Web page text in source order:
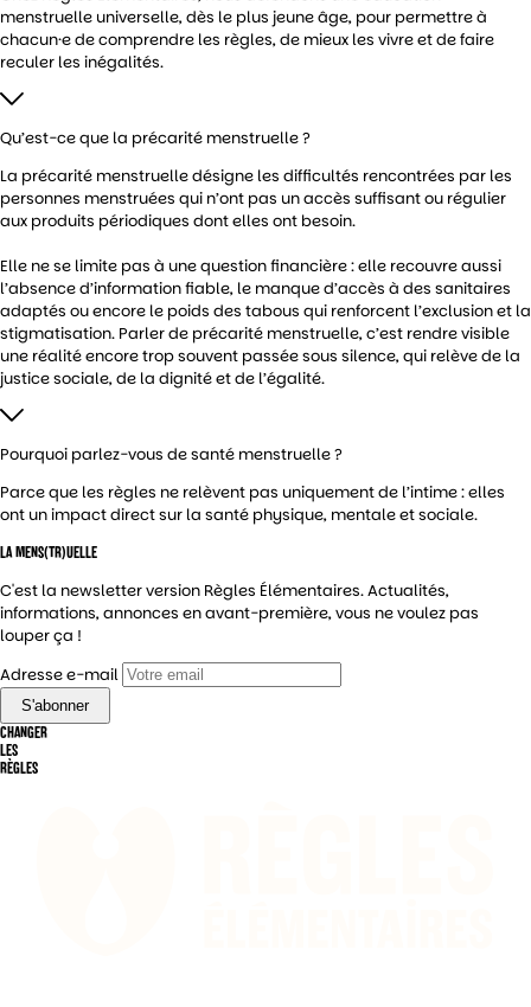
menstruelle universelle, dès le plus jeune âge, pour permettre à
chacun·e de comprendre les règles, de mieux les vivre et de faire
reculer les inégalités.
Qu’est-ce que la précarité menstruelle ?
La précarité menstruelle désigne les difficultés rencontrées par les
personnes menstruées qui n’ont pas un accès suffisant ou régulier
aux produits périodiques dont elles ont besoin.
Elle ne se limite pas à une question financière : elle recouvre aussi
l’absence d’information fiable, le manque d’accès à des sanitaires
adaptés ou encore le poids des tabous qui renforcent l’exclusion et la
stigmatisation. Parler de précarité menstruelle, c’est rendre visible
une réalité encore trop souvent passée sous silence, qui relève de la
justice sociale, de la dignité et de l’égalité.
Pourquoi parlez-vous de santé menstruelle ?
Parce que les règles ne relèvent pas uniquement de l’intime : elles
ont un impact direct sur la santé physique, mentale et sociale.
LA MENS(TR)UELLE
C'est la newsletter version Règles Élémentaires. Actualités,
informations, annonces en avant-première, vous ne voulez pas
louper ça !
Adresse e-mail
CHANGER
LES
RÈGLES